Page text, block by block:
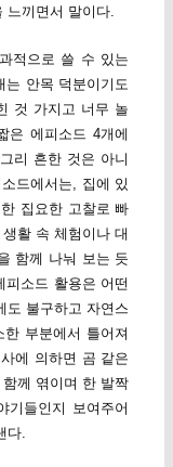
느끼면서 말이다.
적으로 쓸 수 있는
는 안목 덕분이기도
것 가지고 너무 놀
은 에피소드 4개에
리 흔한 것은 아니
드에서는, 집에 있
집요한 고찰로 빠
활 속 체험이나 대
함께 나눠 보는 듯
소드 활용은 어떤
도 불구하고 자연스
부분에서 틀어져
에 의하면 곰 같은
께 엮이며 한 발짝
기들인지 보여주어
다.